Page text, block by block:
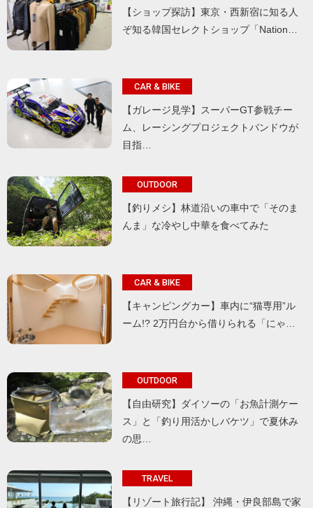
【ショップ探訪】東京・西新宿に知る人
ぞ知る韓国セレクトショップ「Nation…
CAR & BIKE
【ガレージ見学】スーパーGT参戦チー
ム、レーシングプロジェクトバンドウが
目指…
OUTDOOR
【釣りメシ】林道沿いの車中で「そのま
んま」な冷やし中華を食べてみた
CAR & BIKE
【キャンピングカー】車内に“猫専用”ル
ーム!? 2万円台から借りられる「にゃ…
OUTDOOR
【自由研究】ダイソーの「お魚計測ケー
ス」と「釣り用活かしバケツ」で夏休み
の思…
TRAVEL
【リゾート旅行記】 沖縄・伊良部島で家